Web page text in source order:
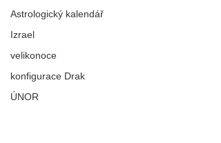
Astrologický kalendář
Izrael
velikonoce
konfigurace Drak
ÚNOR